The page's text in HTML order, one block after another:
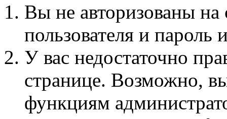
Вы не авторизованы на
пользователя и пароль
У вас недостаточно
странице. Возможно,
функциям